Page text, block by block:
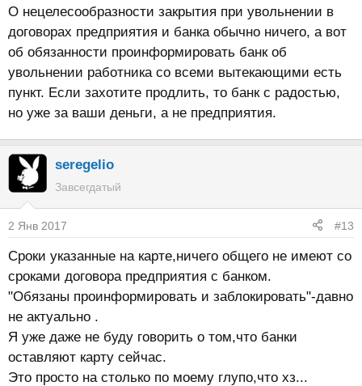
О нецелесообразности закрытия при увольнении в
договорах предприятия и банка обычно ничего, а вот
об обязанности проинформировать банк об
увольнении работника со всеми вытекающими есть
пункт. Если захотите продлить, то банк с радостью,
но уже за ваши деньги, а не предприятия.
seregelio
Завсегдатый
2 Янв 2017 #13
Сроки указанные на карте,ничего общего не имеют со
сроками договора предприятия с банком.
"Обязаны проинформировать и заблокировать"-давно
не актуально .
Я уже даже не буду говорить о том,что банки
оставляют карту сейчас.
Это просто на столько по моему глупо,что хз...